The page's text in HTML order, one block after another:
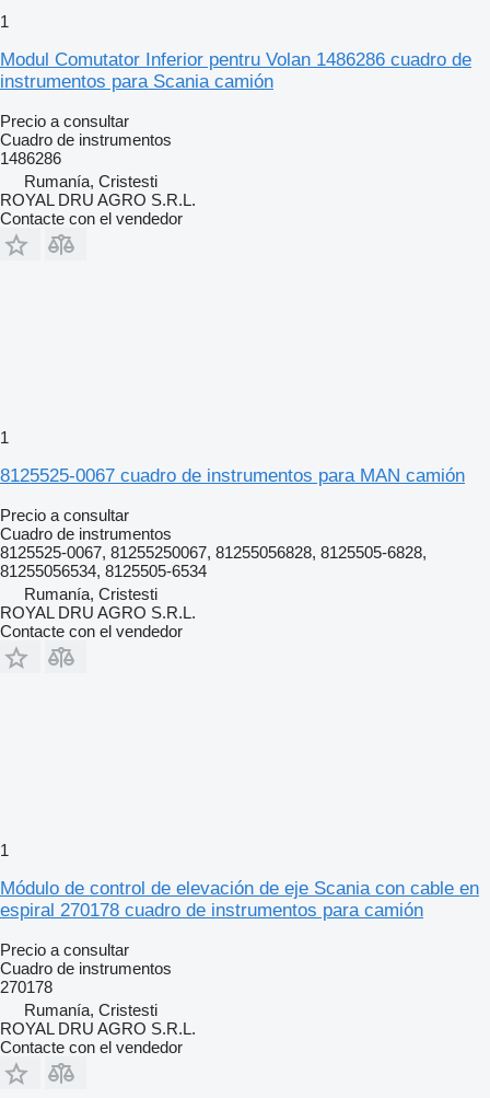
1
Modul Comutator Inferior pentru Volan 1486286 cuadro de
instrumentos para Scania camión
Precio a consultar
Cuadro de instrumentos
1486286
Rumanía, Cristesti
ROYAL DRU AGRO S.R.L.
Contacte con el vendedor
1
8125525-0067 cuadro de instrumentos para MAN camión
Precio a consultar
Cuadro de instrumentos
8125525-0067, 81255250067, 81255056828, 8125505-6828,
81255056534, 8125505-6534
Rumanía, Cristesti
ROYAL DRU AGRO S.R.L.
Contacte con el vendedor
1
Módulo de control de elevación de eje Scania con cable en
espiral 270178 cuadro de instrumentos para camión
Precio a consultar
Cuadro de instrumentos
270178
Rumanía, Cristesti
ROYAL DRU AGRO S.R.L.
Contacte con el vendedor